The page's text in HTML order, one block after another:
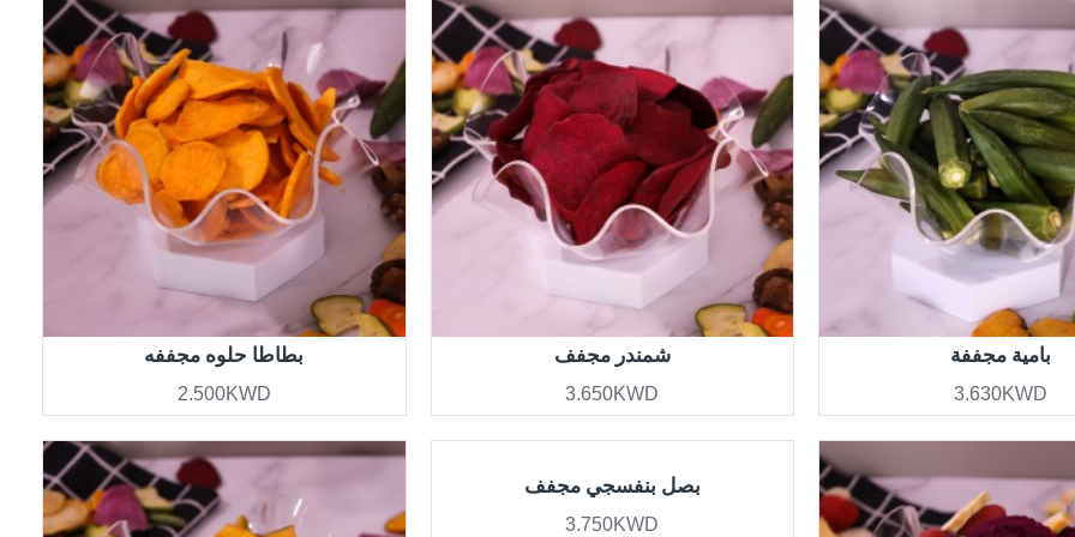
بامية مجففة
3.630KWD
شمندر مجفف
3.650KWD
بطاطا حلوه مجففه
2.500KWD
بصل بنفسجي مجفف
3.750KWD